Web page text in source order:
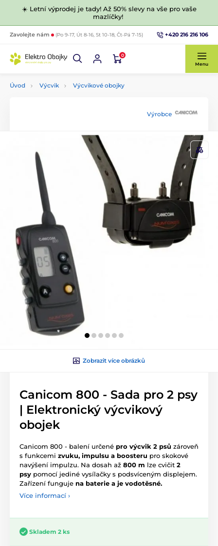
☀️ Letní výprodej je tady! Až 50% slevy na vše pro vaše
mazlíčky!
Zavolejte nám (Po 9-17, Út 8-16, St 10-18, Čt-Pá 7-15) +420 216 216 106
0
Menu
Úvod Výcvik Výcvikové obojky
Výrobce
Zobrazit více obrázků
Canicom 800 - Sada pro 2 psy
| Elektronický výcvikový
obojek
Canicom 800 - balení určené pro výcvik 2 psů zároveň
s funkcemi zvuku, impulsu a boosteru pro skokové
navýšení impulzu. Na dosah až 800 m lze cvičit 2
psy pomocí jediné vysílačky s podsvíceným displejem.
Zařízení funguje na baterie a je vodotěsné.
Více informací ›
Skladem 2 ks